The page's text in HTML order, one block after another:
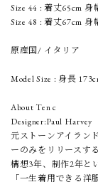
Size 44 : 着丈65cm 身
Size 48 : 着丈67cm
原産国/ イタリア
Model Size : 身長
About Ten c
Designer:Paul Harvey
元ストーンアイラン
ーのみをリリースす
構想3年、制作2年と
「一生着用できる